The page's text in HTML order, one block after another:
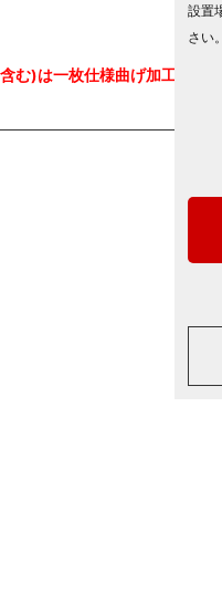
む)は一枚仕様曲げ加工仕
設置
さい